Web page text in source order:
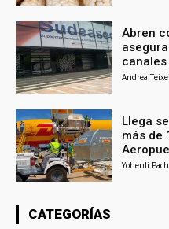
Abren
Andrea
Llega
más de
Yohenli
CATEGORÍAS